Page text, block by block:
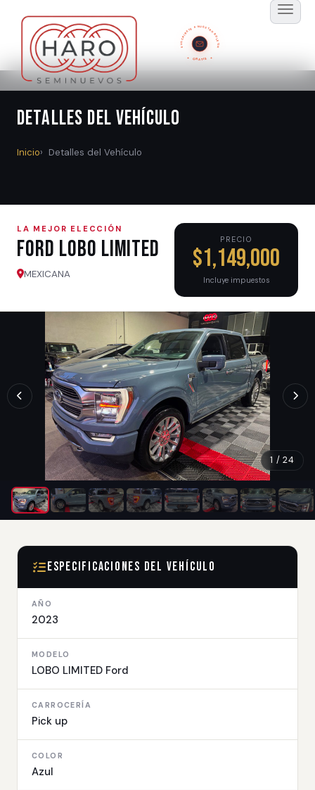
SUSCRÍBETE A NUESTRO BOLETÍN
GRATIS
Detalles del Vehículo
Inicio Detalles del Vehículo
LA MEJOR ELECCIÓN
Ford LOBO LIMITED
MEXICANA
PRECIO
$1,149,000
Incluye impuestos
1 / 24
Especificaciones del Vehículo
AÑO
2023
MODELO
LOBO LIMITED Ford
CARROCERÍA
Pick up
COLOR
Azul